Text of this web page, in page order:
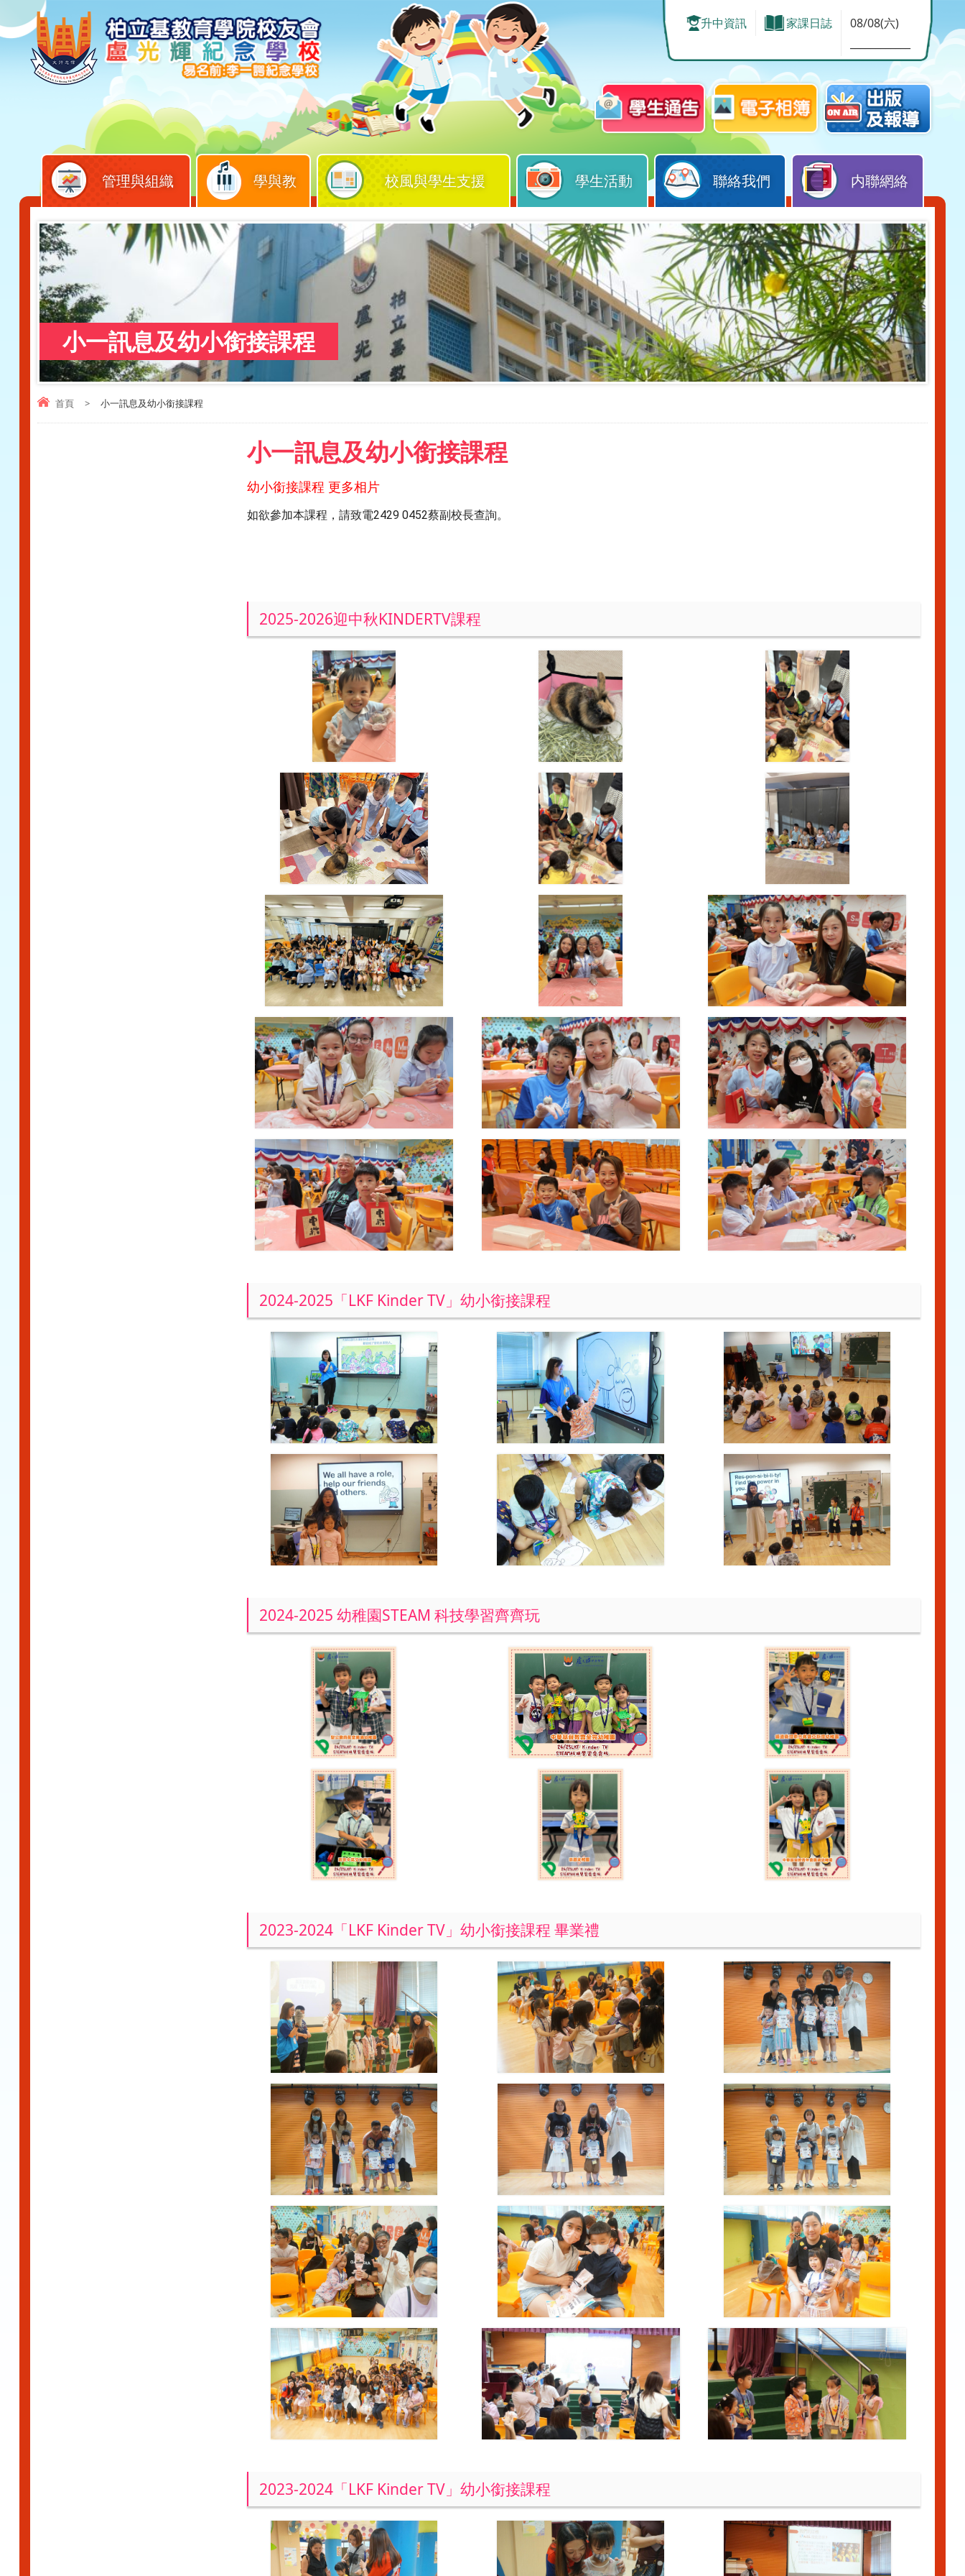
升中資訊 家課日誌
08/08(六)
管理與組織 學與教 校風與學生支援 學生活動 聯絡我們 内聯網絡
小一訊息及幼小銜接課程
首頁 > 小一訊息及幼小銜接課程
小一訊息及幼小銜接課程
幼小銜接課程 更多相片
如欲參加本課程，請致電2429 0452蔡副校長查詢。
2025-2026迎中秋KINDERTV課程
2024-2025「LKF Kinder TV」幼小銜接課程
2024-2025 幼稚園STEAM 科技學習齊齊玩
2023-2024「LKF Kinder TV」幼小銜接課程 畢業禮
2023-2024「LKF Kinder TV」幼小銜接課程